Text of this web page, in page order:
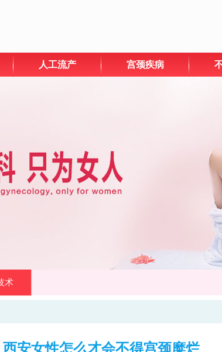
人工流产 宫颈疾病
术
西安女性怎么才会不得宫颈糜烂